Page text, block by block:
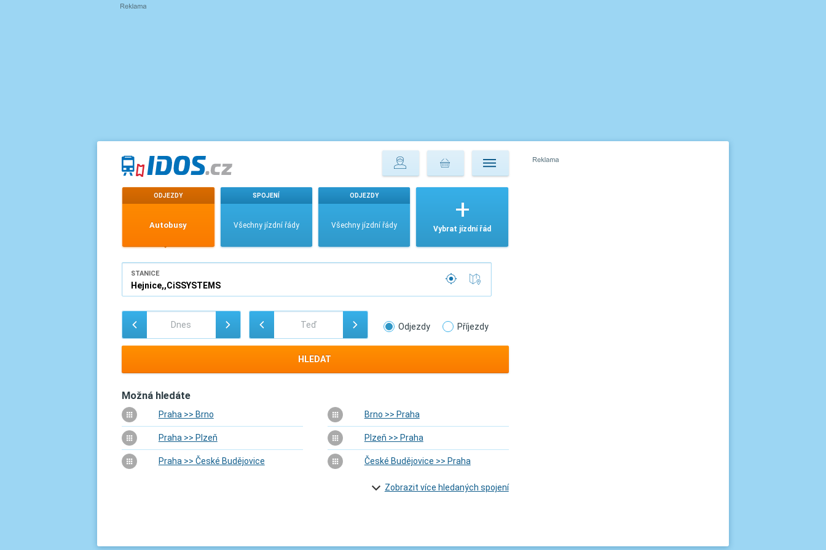
ODJEZDY
Autobusy
SPOJENÍ
Všechny jízdní řády
ODJEZDY
Všechny jízdní řády Vybrat jízdní řád
STANICE
Odjezdy Příjezdy
HLEDAT
Možná hledáte
Praha >> Brno Brno >> Praha
Praha >> Plzeň Plzeň >> Praha
Praha >> České Budějovice České Budějovice >> Praha
Zobrazit více hledaných spojení